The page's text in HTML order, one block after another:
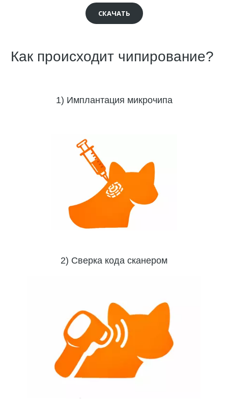
СКАЧАТЬ
Как происходит чипирование?
1) Имплантация микрочипа
2) Сверка кода сканером